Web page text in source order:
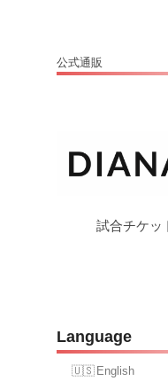
公式通販
試合チケッ
Language
English